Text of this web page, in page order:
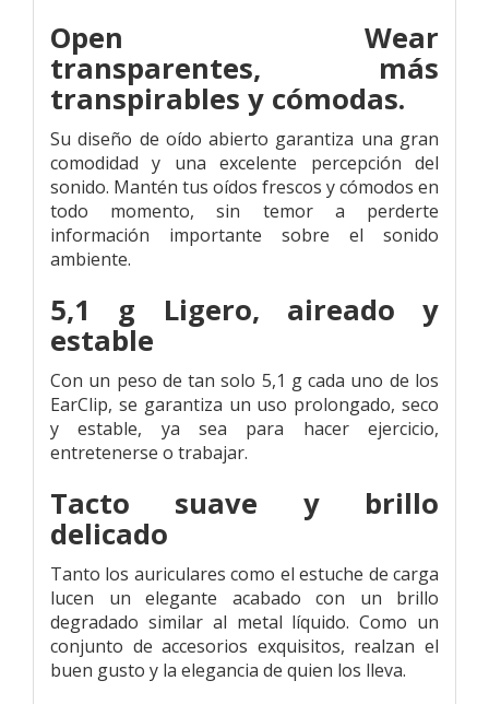
Open Wear
transparentes, más
transpirables y cómodas.
Su diseño de oído abierto garantiza una gran
comodidad y una excelente percepción del
sonido. Mantén tus oídos frescos y cómodos en
todo momento,sin temor a perderte
información importante sobre el sonido
ambiente.
5,1 g Ligero, aireado y
estable
Con un peso de tan solo 5,1 g cada uno de los
EarClip, se garantiza un uso prolongado, seco
y estable, ya sea para hacer ejercicio,
entretenerse o trabajar.
Tacto suave y brillo
delicado
Tanto los auriculares como el estuche de carga
lucen un elegante acabado con un brillo
degradado similar al metal líquido.Como un
conjunto de accesorios exquisitos, realzan el
buen gusto y la elegancia de quien los lleva.